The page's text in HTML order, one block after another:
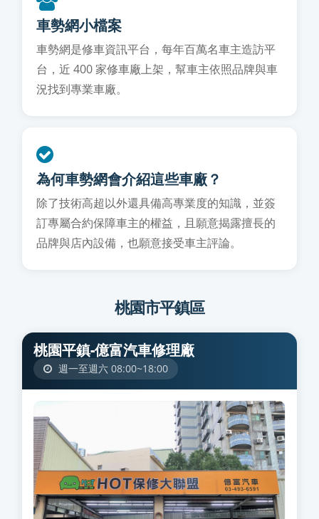
車勢網小檔案
車勢網是修車資訊平台，每年百萬名車主造訪平
台，近 400 家修車廠上架，幫車主依照品牌與車
況找到專業車廠。
為何車勢網會介紹這些車廠？
除了技術高超以外還具備高專業度的知識，並簽
訂專屬合約保障車主的權益，且願意揭露擅長的
品牌與店內設備，也願意接受車主評論。
桃園市平鎮區
桃園平鎮-億富汽車修理廠
週一至週六 08:00~18:00